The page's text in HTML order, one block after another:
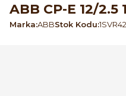
ABB CP-E 12/2.5
Marka ABBStok Kodu